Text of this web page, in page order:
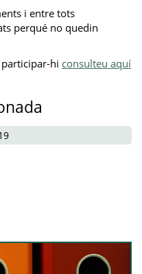
i entre tots
perqué no quedin
hi consulteu aquí